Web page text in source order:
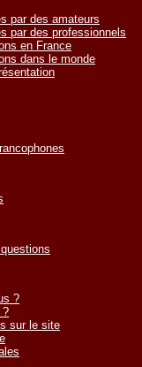
par des amateurs
par des professionnels
en France
dans le monde
?
?
sur le site